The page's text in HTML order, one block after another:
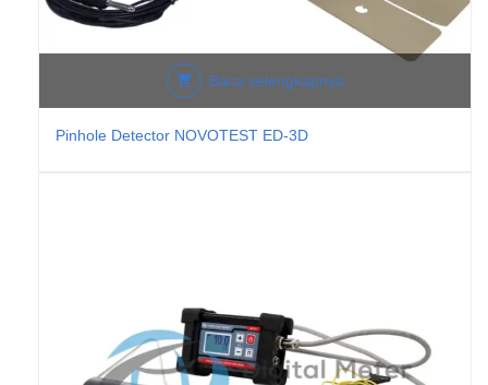
Baca selengkapnya
Pinhole Detector NOVOTEST ED-3D